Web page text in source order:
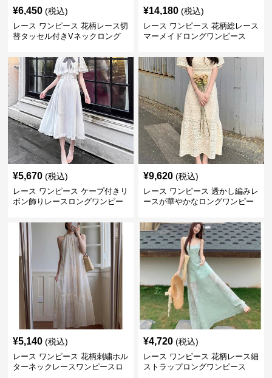
¥6,450 (税込)
レース ワンピース 花柄レース切
替タッセル付きVネックロング
¥14,180 (税込)
レース ワンピース 花柄総レース
マーメイドロングワンピース
¥5,670 (税込)
レース ワンピース ケープ付きリ
ボン飾りレースロングワンピー
¥9,620 (税込)
レース ワンピース 透かし編みレ
ースが華やかなロングワンピー
¥5,140 (税込)
レース ワンピース 花柄刺繍ホル
ターネックレースワンピースロ
¥4,720 (税込)
レース ワンピース 花柄レース細
ストラップロングワンピース